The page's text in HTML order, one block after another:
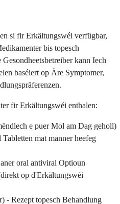
si fir Erkältungswéi verfügbar,
bis topesch
kann Iech
baséiert op Äre Symptomer,
fir Erkältungswéi enthalen:
e puer Mol am Dag geholl)
mat manner heefeg
oral antiviral Optioun
op d'Erkältungswéi
- Rezept topesch Behandlung